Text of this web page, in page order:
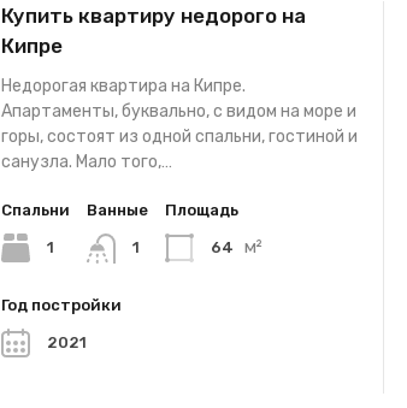
Купить квартиру недорого на
Кипре
Недорогая квартира на Кипре.
Апартаменты, буквально, с видом на море и
горы, состоят из одной спальни, гостиной и
санузла. Мало того,…
Спальни
1
Ванные
1
Площадь
64 м²
Год постройки
2021